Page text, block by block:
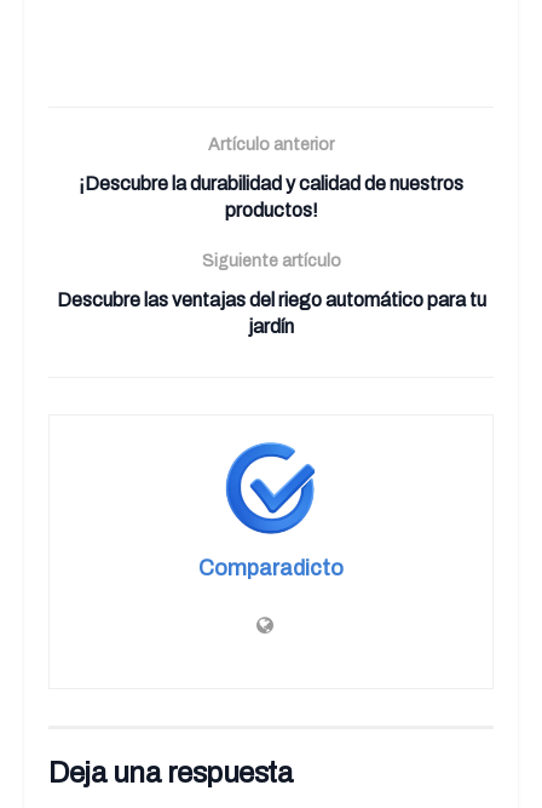
Artículo anterior
¡Descubre la durabilidad y calidad de nuestros
productos!
Siguiente artículo
Descubre las ventajas del riego automático para tu
jardín
Comparadicto
Deja una respuesta